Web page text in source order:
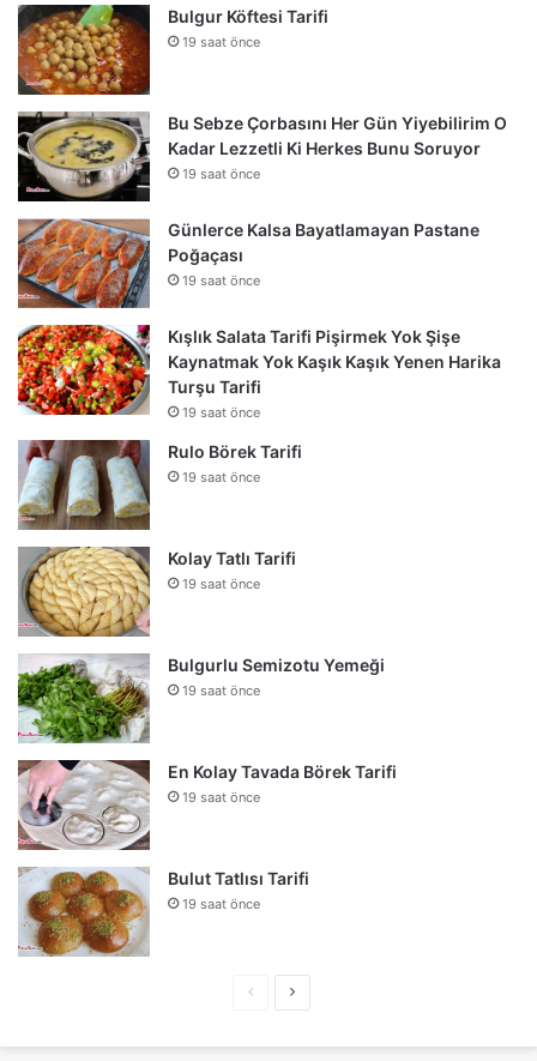
Bulgur Köftesi Tarifi
19 saat önce
Bu Sebze Çorbasını Her Gün Yiyebilirim O
Kadar Lezzetli Ki Herkes Bunu Soruyor
19 saat önce
Günlerce Kalsa Bayatlamayan Pastane
Poğaçası
19 saat önce
Kışlık Salata Tarifi Pişirmek Yok Şişe
Kaynatmak Yok Kaşık Kaşık Yenen Harika
Turşu Tarifi
19 saat önce
Rulo Börek Tarifi
19 saat önce
Kolay Tatlı Tarifi
19 saat önce
Bulgurlu Semizotu Yemeği
19 saat önce
En Kolay Tavada Börek Tarifi
19 saat önce
Bulut Tatlısı Tarifi
19 saat önce
ÖncekiSonraki